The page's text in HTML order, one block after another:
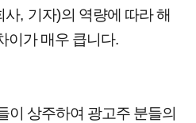
사, 기자)의 역량에 따라해
이가 매우 큽니다.
이 상주하여 광고주 분들의